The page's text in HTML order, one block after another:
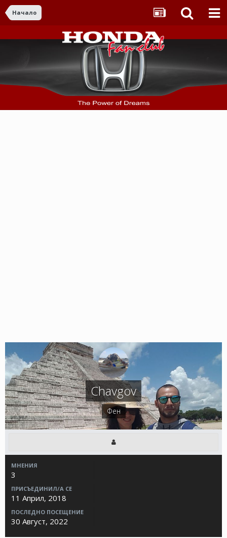
Начало
Chavgov
Фен
МНЕНИЯ
3
ПРИСЪЕДИНИЛ/А СЕ
11 Април, 2018
ПОСЛЕДНО ПОСЕЩЕНИЕ
30 Август, 2022